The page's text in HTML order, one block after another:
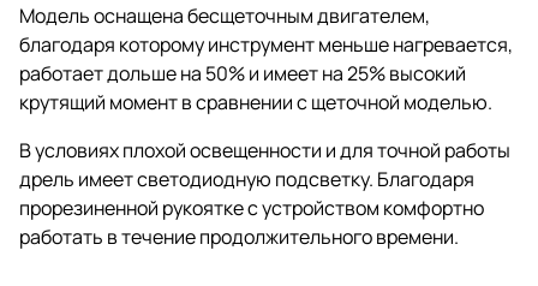
Модель оснащена бесщеточным двигателем,
благодаря которому инструмент меньше нагревается,
работает дольше на 50% и имеет на 25% высокий
крутящий момент в сравнении с щеточной моделью.
В условиях плохой освещенности и для точной работы
дрель имеет светодиодную подсветку. Благодаря
прорезиненной рукоятке с устройством комфортно
работать в течение продолжительного времени.